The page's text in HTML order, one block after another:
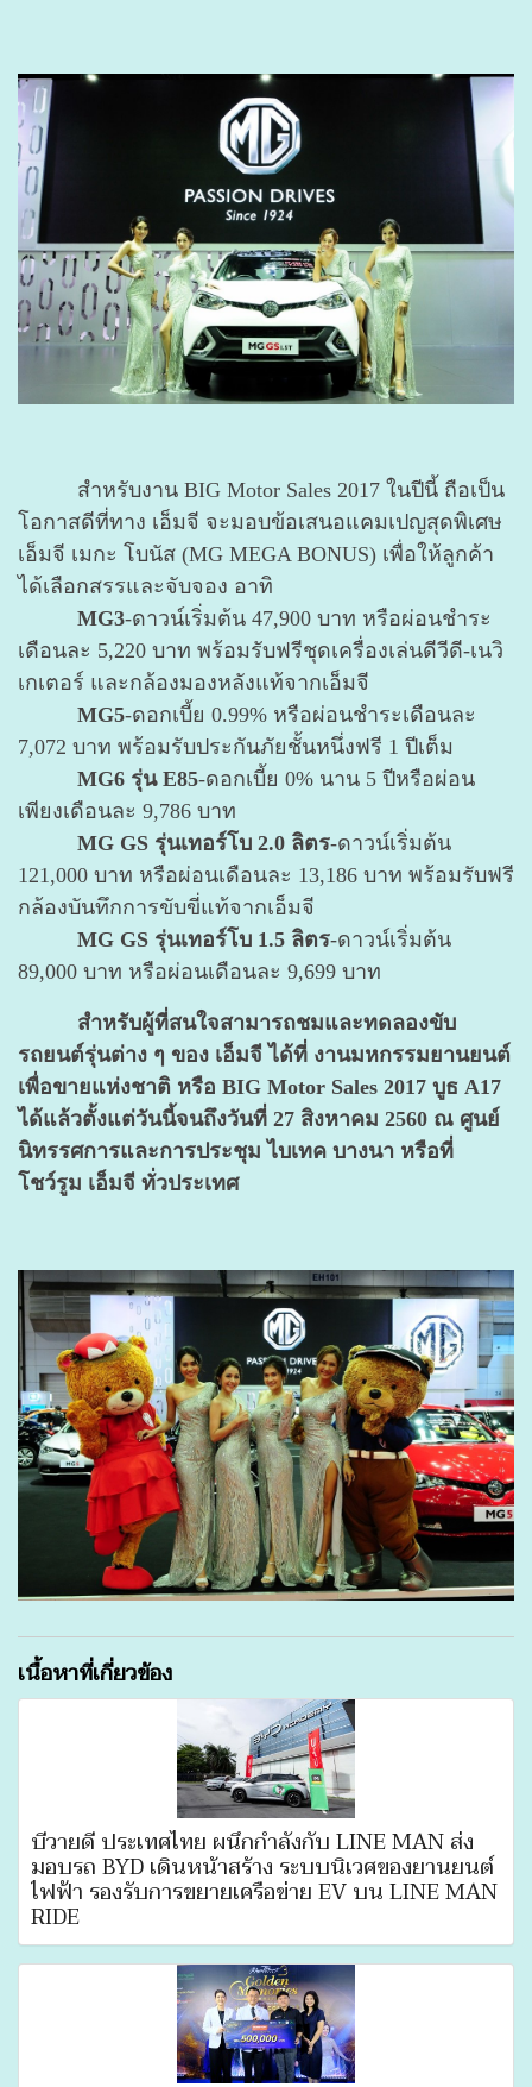
สำหรับงาน BIG Motor Sales 2017 ในปีนี้ ถือเป็น
โอกาสดีที่ทาง เอ็มจี จะมอบข้อเสนอแคมเปญสุดพิเศษ
เอ็มจี เมกะ โบนัส (MG MEGA BONUS) เพื่อให้ลูกค้า
ได้เลือกสรรและจับจอง อาทิ
MG3-ดาวน์เริ่มต้น 47,900 บาท หรือผ่อนชำระ
เดือนละ 5,220 บาท พร้อมรับฟรีชุดเครื่องเล่นดีวีดี-เนวิ
เกเตอร์ และกล้องมองหลังแท้จากเอ็มจี
MG5-ดอกเบี้ย 0.99% หรือผ่อนชำระเดือนละ
7,072 บาท พร้อมรับประกันภัยชั้นหนึ่งฟรี 1 ปีเต็ม
MG6 รุ่น E85-ดอกเบี้ย 0% นาน 5 ปีหรือผ่อน
เพียงเดือนละ 9,786 บาท
MG GS รุ่นเทอร์โบ 2.0 ลิตร-ดาวน์เริ่มต้น
121,000 บาท หรือผ่อนเดือนละ 13,186 บาท พร้อมรับฟรี
กล้องบันทึกการขับขี่แท้จากเอ็มจี
MG GS รุ่นเทอร์โบ 1.5 ลิตร-ดาวน์เริ่มต้น
89,000 บาท หรือผ่อนเดือนละ 9,699 บาท
สำหรับผู้ที่สนใจสามารถชมและทดลองขับ
รถยนต์รุ่นต่าง ๆ ของ เอ็มจี ได้ที่ งานมหกรรมยานยนต์
เพื่อขายแห่งชาติ หรือ BIG Motor Sales 2017 บูธ A17
ได้แล้วตั้งแต่วันนี้จนถึงวันที่ 27 สิงหาคม 2560 ณ ศูนย์
นิทรรศการและการประชุม ไบเทค บางนา หรือที่
โชว์รูม เอ็มจี ทั่วประเทศ
เนื้อหาที่เกี่ยวข้อง
บีวายดี ประเทศไทย ผนึกกำลังกับ LINE MAN ส่ง
มอบรถ BYD เดินหน้าสร้าง ระบบนิเวศของยานยนต์
ไฟฟ้า รองรับการขยายเครือข่าย EV บน LINE MAN
RIDE